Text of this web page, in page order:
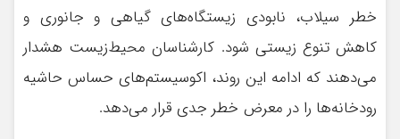
خطر سیلاب، نابودی زیستگاه‌های گیاهی و جانوری و
کاهش تنوع زیستی شود. کارشناسان محیط‌زیست هشدار
می‌دهند که ادامه این روند، اکوسیستم‌های حساس حاشیه
رودخانه‌ها را در معرض خطر جدی قرار می‌دهد.